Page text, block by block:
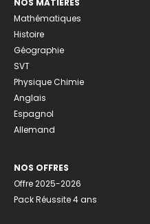
Mathématiques
Histoire
Géographie
SVT
Physique Chimie
Anglais
Espagnol
Allemand
NOS OFFRES
Offre 2025-2026
Pack Réussite 4 ans